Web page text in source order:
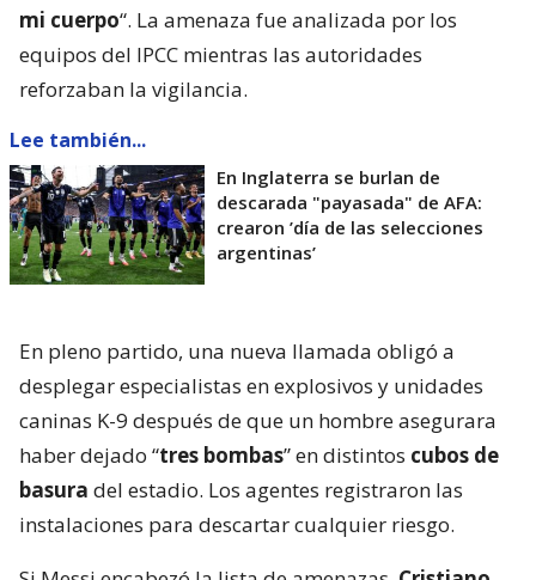
mi cuerpo“. La amenaza fue analizada por los
equipos del IPCC mientras las autoridades
reforzaban la vigilancia.
Lee también...
En Inglaterra se burlan de
descarada "payasada" de AFA:
crearon ’día de las selecciones
argentinas’
En pleno partido, una nueva llamada obligó a
desplegar especialistas en explosivos y unidades
caninas K-9 después de que un hombre asegurara
haber dejado “tres bombas” en distintos cubos de
basura del estadio. Los agentes registraron las
instalaciones para descartar cualquier riesgo.